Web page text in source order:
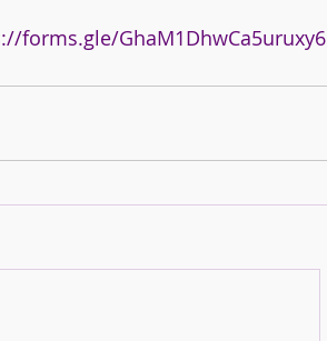
forms.gle/GhaM1DhwCa5uruxy6